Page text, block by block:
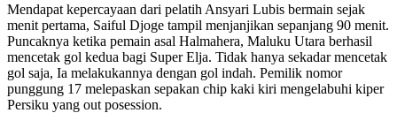
Mendapat kepercayaan dari pelatih Ansyari Lubis bermain sejak
menit pertama, Saiful Djoge tampil menjanjikan sepanjang 90 menit.
Puncaknya ketika pemain asal Halmahera, Maluku Utara berhasil
mencetak gol kedua bagi Super Elja. Tidak hanya sekadar mencetak
gol saja, Ia melakukannya dengan gol indah. Pemilik nomor
punggung 17 melepaskan sepakan chip kaki kiri mengelabuhi kiper
Persiku yang out posession.